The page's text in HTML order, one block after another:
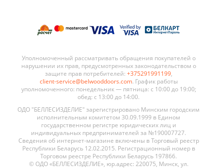
Уполномоченный рассматривать обращения покупателей о
нарушении их прав, предусмотренных законодательством о
защите прав потребителей: +375291991199,
client-service@belwooddoors.com. График работы
уполномоченного: понедельник — пятница: с 10:00 до 19:00;
обед: с 13:00 до 14:00.
ОДО "БЕЛЛЕСИЗДЕЛИЕ" зарегистрировано Минским городским
исполнительным комитетом 30.09.1999 в Едином
государственном регистре юридических лиц и
индивидуальных предпринимателей за №190007727.
Сведения об интернет-магазине включены в Торговый реестр
Республики Беларусь 12.02.2015. Регистрационный номер в
Торговом реестре Республики Беларусь 197866.
© ОДО «БЕЛЛЕСИЗДЕЛИЕ», юр.адрес: 220075, Минск, ул.